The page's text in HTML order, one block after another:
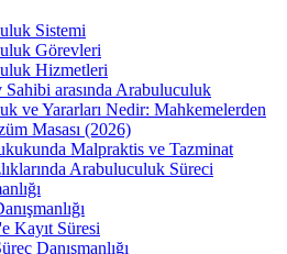
Sistemi
Görevleri
Hizmetleri
Sahibi arasında Arabuluculuk
ve Yararları Nedir: Mahkemelerden
Masası (2026)
Malpraktis ve Tazminat
Arabuluculuk Süreci
Kayıt Süresi
Danışmanlığı